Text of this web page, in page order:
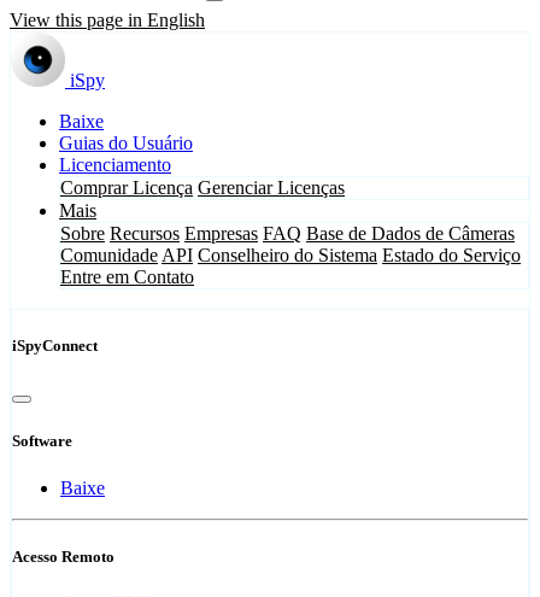
View this page in English
iSpy
Baixe
Guias do Usuário
Licenciamento
Comprar Licença Gerenciar Licenças
Mais
Sobre Recursos Empresas FAQ Base de Dados de Câmeras
Comunidade API Conselheiro do Sistema Estado do Serviço
Entre em Contato
iSpyConnect
Software
Baixe
Acesso Remoto